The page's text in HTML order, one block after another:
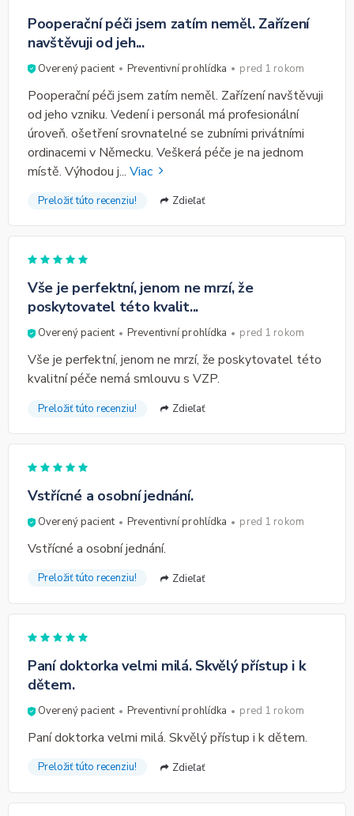
Pooperační péči jsem zatím neměl. Zařízení
navštěvuji od jeh...
Overený pacient Preventivní prohlídka pred 1 rokom
Pooperační péči jsem zatím neměl. Zařízení navštěvuji
od jeho vzniku. Vedení i personál má profesionální
úroveň. ošetření srovnatelné se zubními privátními
ordinacemi v Německu. Veškerá péče je na jednom
místě. Výhodou j... Viac
Preložiť túto recenziu! Zdieľať
Vše je perfektní, jenom ne mrzí, že
poskytovatel této kvalit...
Overený pacient Preventivní prohlídka pred 1 rokom
Vše je perfektní, jenom ne mrzí, že poskytovatel této
kvalitní péče nemá smlouvu s VZP.
Preložiť túto recenziu! Zdieľať
Vstřícné a osobní jednání.
Overený pacient Preventivní prohlídka pred 1 rokom
Vstřícné a osobní jednání.
Preložiť túto recenziu! Zdieľať
Paní doktorka velmi milá. Skvělý přístup i k
dětem.
Overený pacient Preventivní prohlídka pred 1 rokom
Paní doktorka velmi milá. Skvělý přístup i k dětem.
Preložiť túto recenziu! Zdieľať